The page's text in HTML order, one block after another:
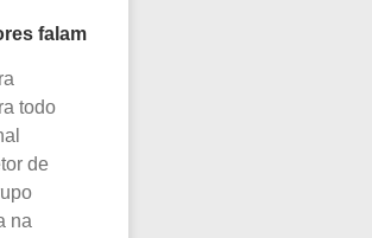
falam
todo
de
na